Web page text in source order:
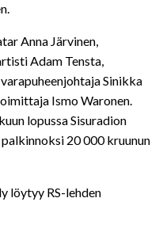
Anna Järvinen,
Adam Tensta,
Sinikka
Ismo Waronen.
lopussa Sisuradion
20 000 kruunun
löytyy RS-lehden